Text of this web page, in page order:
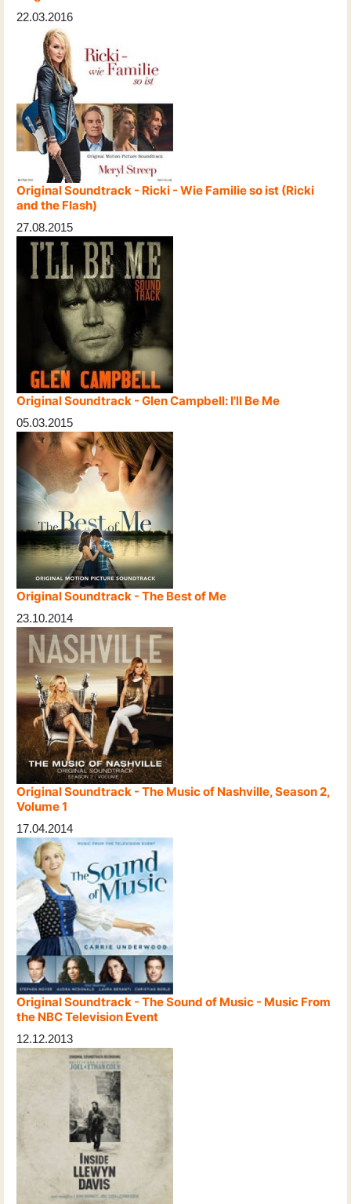
22.03.2016
Original Soundtrack - Ricki - Wie Familie so ist (Ricki
and the Flash)
27.08.2015
Original Soundtrack - Glen Campbell: I'll Be Me
05.03.2015
Original Soundtrack - The Best of Me
23.10.2014
Original Soundtrack - The Music of Nashville, Season 2,
Volume 1
17.04.2014
Original Soundtrack - The Sound of Music - Music From
the NBC Television Event
12.12.2013